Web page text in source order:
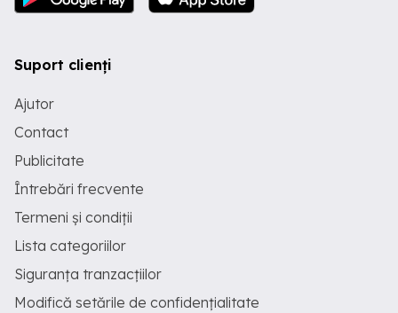
Suport clienți
Ajutor
Contact
Publicitate
Întrebări frecvente
Termeni și condiții
Lista categoriilor
Siguranța tranzacțiilor
Modifică setările de confidențialitate